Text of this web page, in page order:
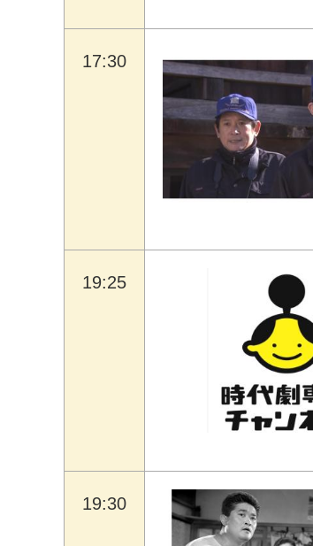
17:30
19:25
19:30